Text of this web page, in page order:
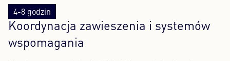
4-8 godzin
Koordynacja zawieszenia i systemów
wspomagania